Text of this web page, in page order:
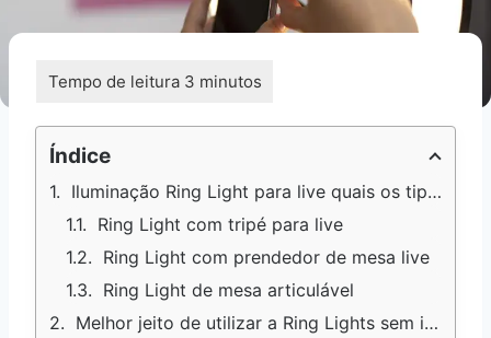
Índice
Iluminação Ring Light para live quais os tipos?
Ring Light com tripé para live
Ring Light com prendedor de mesa live
Ring Light de mesa articulável
Melhor jeito de utilizar a Ring Lights sem incomodar as vistas